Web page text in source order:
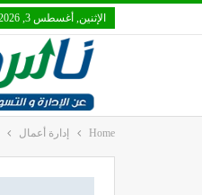
الإثنين, أغسطس 3, 2026
Home إدارة أعمال